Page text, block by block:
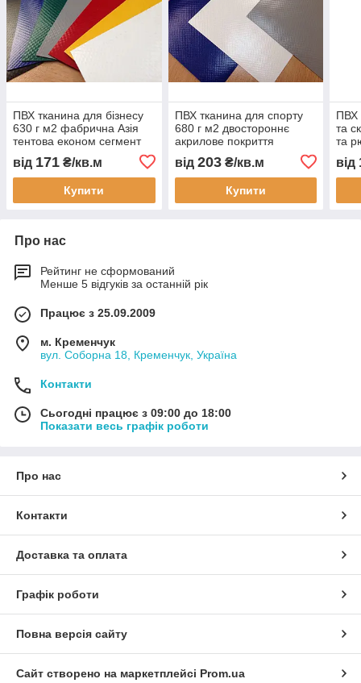
ПВХ тканина для бізнесу
630 г м2 фабрична Азія
тентова економ сегмент
для тентів причепів штор
навісів чохлів
від 171 ₴/кв.м
Купити
ПВХ тканина для спорту
680 г м2 двостороннє
акрилове покриття
ангарів кафе вантажівок
контейнерів міцна
від 203₴/кв.м
Купити
ПВХ
та
та
від
Про нас
Рейтинг не сформований
Менше 5 відгуків за останній рік
Працює з 25.09.2009
м. Кременчук
вул. Соборна 18, Кременчук, Україна
Контакти
Сьогодні працює з 09:00 до 18:00
Показати весь графік роботи
Про нас
Контакти
Доставка та оплата
Графік роботи
Повна версія сайту
Сайт створено на маркетплейсі Prom.ua